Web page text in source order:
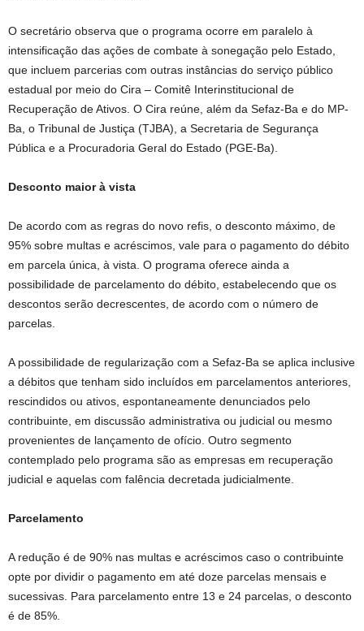
O secretário observa que o programa ocorre em paralelo à
intensificação das ações de combate à sonegação pelo Estado,
que incluem parcerias com outras instâncias do serviço público
estadual por meio do Cira – Comitê Interinstitucional de
Recuperação de Ativos. O Cira reúne, além da Sefaz-Ba e do MP-
Ba, o Tribunal de Justiça (TJBA), a Secretaria de Segurança
Pública e a Procuradoria Geral do Estado (PGE-Ba).
Desconto maior à vista
De acordo com as regras do novo refis, o desconto máximo, de
95% sobre multas e acréscimos, vale para o pagamento do débito
em parcela única, à vista. O programa oferece ainda a
possibilidade de parcelamento do débito, estabelecendo que os
descontos serão decrescentes, de acordo com o número de
parcelas.
A possibilidade de regularização com a Sefaz-Ba se aplica inclusive
a débitos que tenham sido incluídos em parcelamentos anteriores,
rescindidos ou ativos, espontaneamente denunciados pelo
contribuinte, em discussão administrativa ou judicial ou mesmo
provenientes de lançamento de ofício. Outro segmento
contemplado pelo programa são as empresas em recuperação
judicial e aquelas com falência decretada judicialmente.
Parcelamento
A redução é de 90% nas multas e acréscimos caso o contribuinte
opte por dividir o pagamento em até doze parcelas mensais e
sucessivas. Para parcelamento entre 13 e 24 parcelas, o desconto
é de 85%.